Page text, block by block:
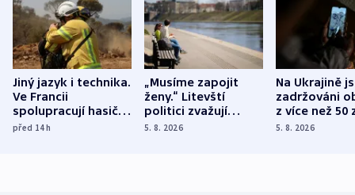
Jiný jazyk i technika.
Ve Francii
spolupracují hasiči z
různých zemí
před 14h
„Musíme zapojit
ženy.“ Litevští
politici zvažují
dohodu o
5. 8. 2026
Na Ukrajině
zadržováni
z více než 50
Bojovali na
5. 8. 2026